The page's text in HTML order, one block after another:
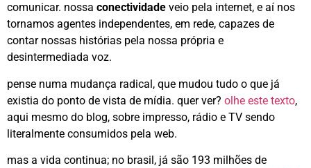
comunicar. nossa conectividade veio pela internet, e aí nos
tornamos agentes independentes, em rede, capazes de
contar nossas histórias pela nossa própria e
desintermediada voz.
pense numa mudança radical, que mudou tudo o que já
existia do ponto de vista de mídia. quer ver? olhe este texto,
aqui mesmo do blog, sobre impresso, rádio e TV sendo
literalmente consumidos pela web.
mas a vida continua; no brasil, já são 193 milhões de